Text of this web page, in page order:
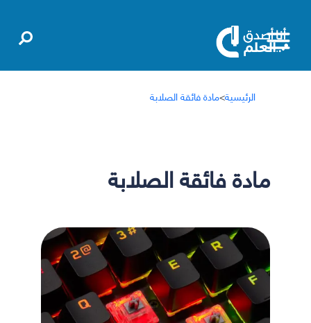
الرئيسية>مادة فائقة الصلابة
مادة فائقة الصلابة